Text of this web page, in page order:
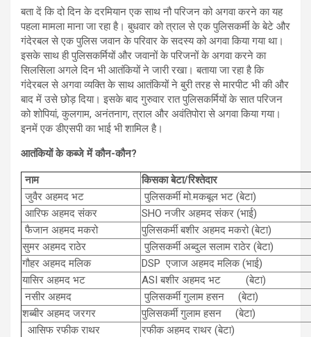
बता दें कि दो दिन के दरमियान एक साथ नौ परिजन को अगवा करने का यह
पहला मामला माना जा रहा है। बुधवार को त्राल से एक पुलिसकर्मी के बेटे और
गंदेरबल से एक पुलिस जवान के परिवार के सदस्य को अगवा किया गया था।
इसके साथ ही पुलिसकर्मियों और जवानों के परिजनों के अगवा करने का
सिलसिला अगले दिन भी आतंकियों ने जारी रखा। बताया जा रहा है कि
गंदेरबल से अगवा व्यक्ति के साथ आतंकियों ने बुरी तरह से मारपीट भी की और
बाद में उसे छोड़ दिया। इसके बाद गुरुवार रात पुलिसकर्मियों के सात परिजन
को शोपियां, कुलगाम, अनंतनाग, त्राल और अवंतिपोरा से अगवा किया गया।
इनमें एक डीएसपी का भाई भी शामिल है।
आतंकियों के कब्जे में कौन-कौन?
नाम
किसका बेटा/रिश्तेदार
जुवैर अहमद भट
पुलिसकर्मी मो.मकबूल भट (बेटा)
आरिफ अहमद संकर
SHO नजीर अहमद संकर (भाई)
फैजान अहमद मकरो
पुलिसकर्मी बशीर अहमद मकरो (बेटा)
सुमर अहमद राठेर
पुलिसकर्मी अब्दुल सलाम राठेर (बेटा)
गौहर अहमद मलिक
DSP एजाज अहमद मलिक (भाई)
यासिर अहमद भट
ASI बशीर अहमद भट (बेटा)
नसीर अहमद
पुलिसकर्मी गुलाम हसन (बेटा)
शब्बीर अहमद जरगर
पुलिसकर्मी गुलाम हसन (बेटा)
आसिफ रफीक राथर
रफीक अहमद राथर (बेटा)